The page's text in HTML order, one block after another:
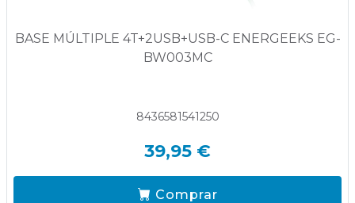
BASE MÚLTIPLE 4T+2USB+USB-C ENERGEEKS EG-
BW003MC
8436581541250
39,95 €
Comprar